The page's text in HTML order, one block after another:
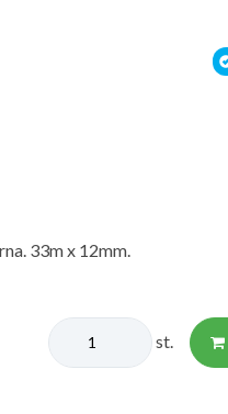
33m x 12mm.
st.